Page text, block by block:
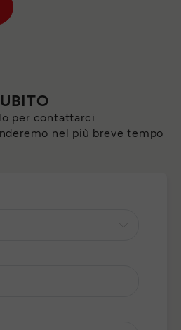
per contattarci
nel più breve tempo